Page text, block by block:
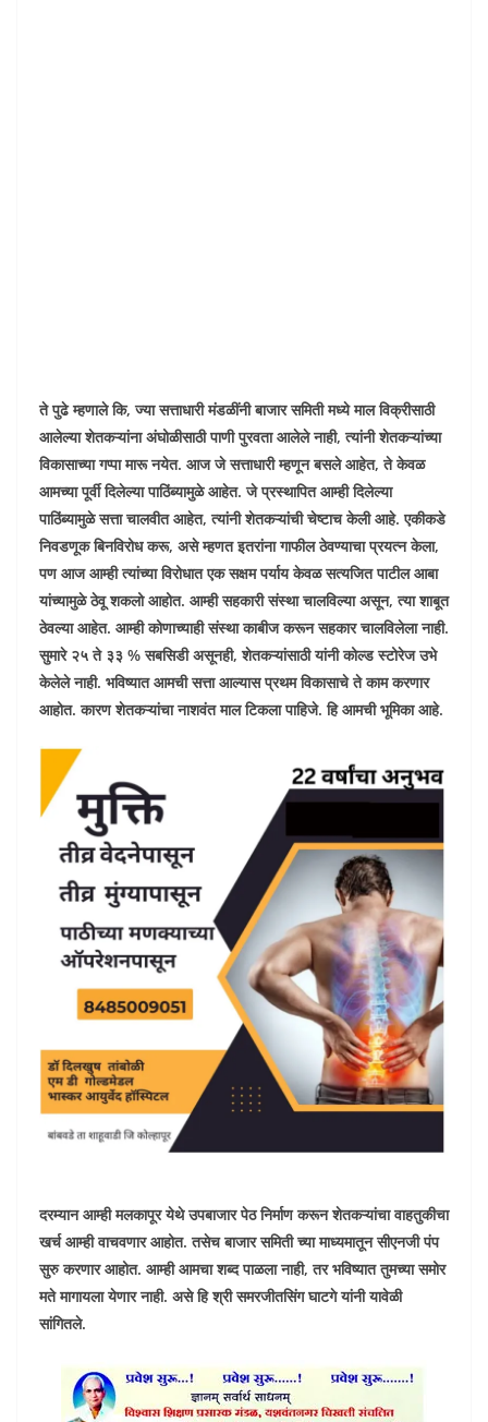
ते पुढे म्हणाले कि, ज्या सत्ताधारी मंडळींनी बाजार समिती मध्ये माल विक्रीसाठी
आलेल्या शेतकऱ्यांना अंघोळीसाठी पाणी पुरवता आलेले नाही, त्यांनी शेतकऱ्यांच्या
विकासाच्या गप्पा मारू नयेत. आज जे सत्ताधारी म्हणून बसले आहेत, ते केवळ
आमच्या पूर्वी दिलेल्या पाठिंब्यामुळे आहेत. जे प्रस्थापित आम्ही दिलेल्या
पाठिंब्यामुळे सत्ता चालवीत आहेत, त्यांनी शेतकऱ्यांची चेष्टाच केली आहे. एकीकडे
निवडणूक बिनविरोध करू, असे म्हणत इतरांना गाफील ठेवण्याचा प्रयत्न केला,
पण आज आम्ही त्यांच्या विरोधात एक सक्षम पर्याय केवळ सत्यजित पाटील आबा
यांच्यामुळे ठेवू शकलो आहोत. आम्ही सहकारी संस्था चालविल्या असून, त्या शाबूत
ठेवल्या आहेत. आम्ही कोणाच्याही संस्था काबीज करून सहकार चालविलेला नाही.
सुमारे २५ ते ३३ % सबसिडी असूनही, शेतकऱ्यांसाठी यांनी कोल्ड स्टोरेज उभे
केलेले नाही. भविष्यात आमची सत्ता आल्यास प्रथम विकासाचे ते काम करणार
आहोत. कारण शेतकऱ्यांचा नाशवंत माल टिकला पाहिजे. हि आमची भूमिका आहे.
दरम्यान आम्ही मलकापूर येथे उपबाजार पेठ निर्माण करून शेतकऱ्यांचा वाहतुकीचा
खर्च आम्ही वाचवणार आहोत. तसेच बाजार समिती च्या माध्यमातून सीएनजी पंप
सुरु करणार आहोत. आम्ही आमचा शब्द पाळला नाही, तर भविष्यात तुमच्या समोर
मते मागायला येणार नाही. असे हि श्री समरजीतसिंग घाटगे यांनी यावेळी
सांगितले.